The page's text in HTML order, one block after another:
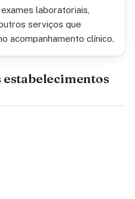
laboratoriais,
serviços que
acompanhamento clínico.
estabelecimentos